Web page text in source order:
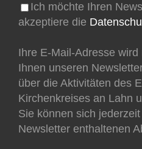
Ich möchte Ihren
akzeptiere die
Ihre E-Mail-Adresse
Ihnen unseren
über die Aktivitäten des
Kirchenkreises an Lahn
Sie können sich
Newsletter enthaltenen